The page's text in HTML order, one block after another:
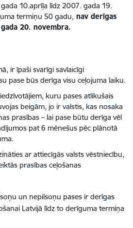
10.aprīļa līdz 2007. gada 19.
termiņu 50 gadu, nav derīgas
20. novembra.
ir īpaši svarīgi savlaicīgi
pase būs derīga visu ceļojuma laiku.
kuru pases atlikušais
beigām, jo ir valstis, kas nosaka
prasības – lai pase būtu derīga vēl
pat 6 mēnešus pēc plānotā
ar attiecīgās valsts vēstniecību,
prasības ceļošanas
un nepilsoņu pases ir derīgas
Latvijā līdz to derīguma termiņa